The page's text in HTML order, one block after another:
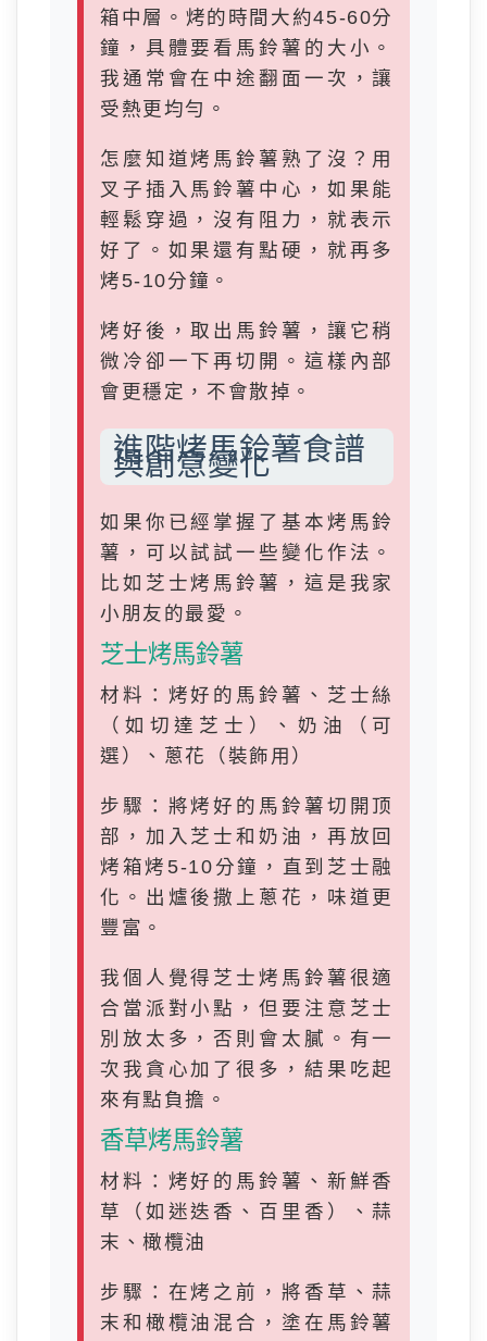
箱中層。烤的時間大約45-60分
鐘，具體要看馬鈴薯的大小。
我通常會在中途翻面一次，讓
受熱更均勻。
怎麼知道烤馬鈴薯熟了沒？用
叉子插入馬鈴薯中心，如果能
輕鬆穿過，沒有阻力，就表示
好了。如果還有點硬，就再多
烤5-10分鐘。
烤好後，取出馬鈴薯，讓它稍
微冷卻一下再切開。這樣內部
會更穩定，不會散掉。
進階烤馬鈴薯食譜
與創意變化
如果你已經掌握了基本烤馬鈴
薯，可以試試一些變化作法。
比如芝士烤馬鈴薯，這是我家
小朋友的最愛。
芝士烤馬鈴薯
材料：烤好的馬鈴薯、芝士絲
（如切達芝士）、奶油（可
選）、蔥花（裝飾用）
步驟：將烤好的馬鈴薯切開顶
部，加入芝士和奶油，再放回
烤箱烤5-10分鐘，直到芝士融
化。出爐後撒上蔥花，味道更
豐富。
我個人覺得芝士烤馬鈴薯很適
合當派對小點，但要注意芝士
別放太多，否則會太膩。有一
次我貪心加了很多，結果吃起
來有點負擔。
香草烤馬鈴薯
材料：烤好的馬鈴薯、新鮮香
草（如迷迭香、百里香）、蒜
末、橄欖油
步驟：在烤之前，將香草、蒜
末和橄欖油混合，塗在馬鈴薯